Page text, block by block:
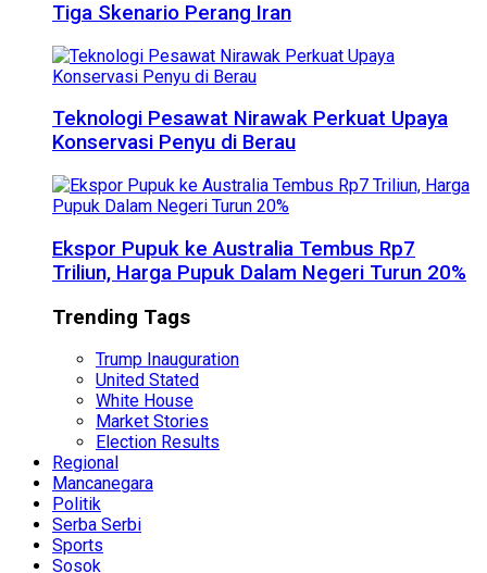
Tiga Skenario Perang Iran
Teknologi Pesawat Nirawak Perkuat Upaya
Konservasi Penyu di Berau
Ekspor Pupuk ke Australia Tembus Rp7
Triliun, Harga Pupuk Dalam Negeri Turun 20%
Trending Tags
Trump Inauguration
United Stated
White House
Market Stories
Election Results
Regional
Mancanegara
Politik
Serba Serbi
Sports
Sosok